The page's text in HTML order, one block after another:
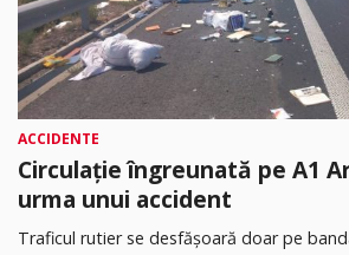
ACCIDENTE
Circulație îngreunată pe A1
urma unui accident
Traficul rutier se desfășoară doar pe